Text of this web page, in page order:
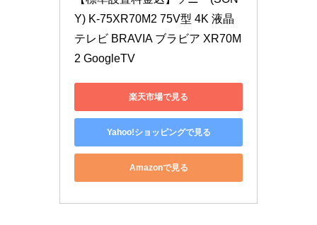
Y) K-75XR70M2 75V型 4K 液晶
テレビ BRAVIA ブラビア XR70M
2 GoogleTV
楽天市場で見る
Yahoo!ショッピングで見る
Amazonで見る